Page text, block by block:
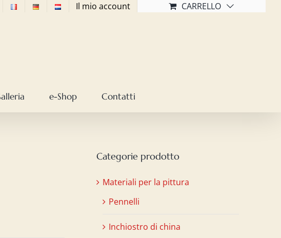
Il mio account CARRELLO
e-Shop Contatti
Categorie prodotto
Materiali per la pittura
Pennelli
Inchiostro di china